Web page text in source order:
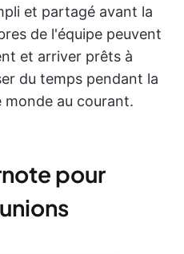
et partagé avant la
de l'équipe peuvent
et arriver prêts à
du temps pendant la
au courant.
pour